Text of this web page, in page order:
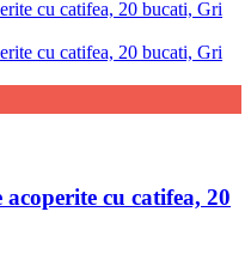
cu catifea, 20